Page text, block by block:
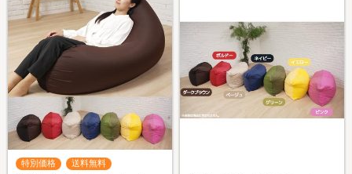
特別価格 送料無料